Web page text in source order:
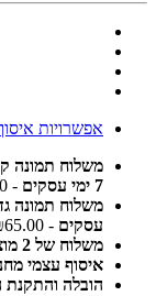
אפשרויות
7 ימי עסקים
- ₪40.00
עסקים - ₪65.00
משלוח של 2 מוצרים ומעלה(כל מידה) 5-12 ימי עסקים
איסוף עצמי
הובלה והתקנת התמונות